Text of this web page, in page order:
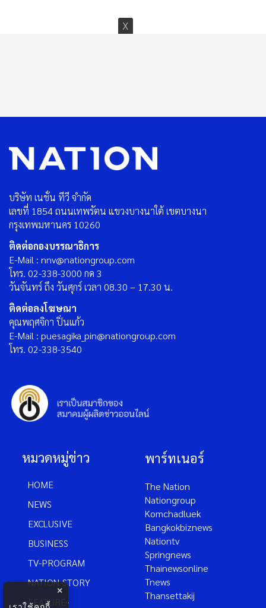
บริษัท เนชั่น ทีวี จำกัด
เลขที่ 1854 ถนนเทพรัตน แขวงบางนาใต้ เขตบางนา
กรุงเทพมหานคร 10260
ติดต่อกองบรรณาธิการ
E-Mail : nnv@nationgroup.com
โทร. 02-338-3000 กด 3
วันจันทร์ ถึง วันศุกร์ เวลา 08.30 – 17.30 น.
ติดต่อลงโฆษณา
คุณพฤศจิกา ปิ่นแก้ว
E-Mail : puesagika_pin@nationgroup.com
โทร. 02-338-3540
หมวดหมู่ข่าว
HOME
NEWS
EXCLUSIVE
BUSINESS
TV-PROGRAM
NATION-STORY
FEATURE-
พาร์ทเนอร์
The Nation
Nationgroup
Komchadluek
Bangkokbiznews
Nationtv
Springnews
Thainewsonline
Tnews
Thansettakij
×